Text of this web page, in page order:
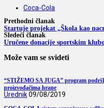
Coca-Cola
Prethodni članak
Startuje projekat „Škola kao
Sledeći članak
Uručene donacije sportskim
Može vam se svideti
“STIŽEMO SA JUGA” program
proizvođačima hrane
Urednik09/08/2019